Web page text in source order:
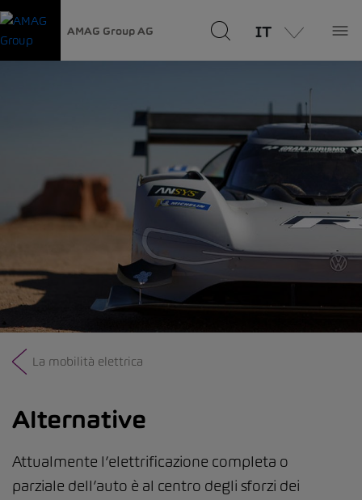
AMAG Group AG IT
La mobilità elettrica
Alternative
Attualmente l’elettrificazione completa o
parziale dell’auto è al centro degli sforzi dei